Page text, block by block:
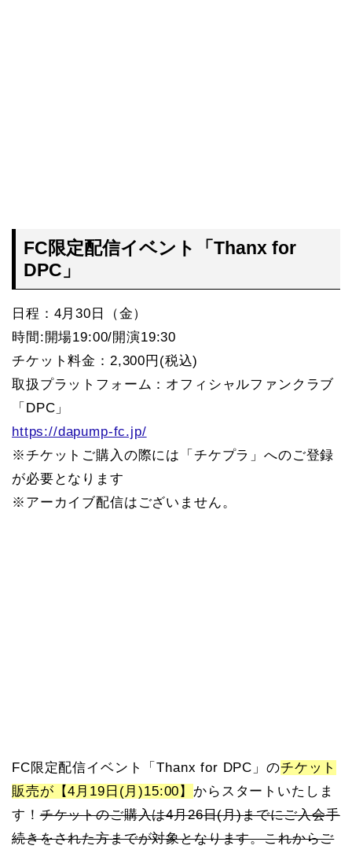
FC限定配信イベント「Thanx for
DPC」
日程：4月30日（金）
時間:開場19:00/開演19:30
チケット料金：2,300円(税込)
取扱プラットフォーム：オフィシャルファンクラブ
「DPC」
https://dapump-fc.jp/
※チケットご購入の際には「チケプラ」へのご登録
が必要となります
※アーカイブ配信はございません。
FC限定配信イベント「Thanx for DPC」のチケット
販売が【4月19日(月)15:00】 からスタートいたしま
す！チケットのご購入は4月26日(月)までにご入会手
続きをされた方までが対象となります。これからご